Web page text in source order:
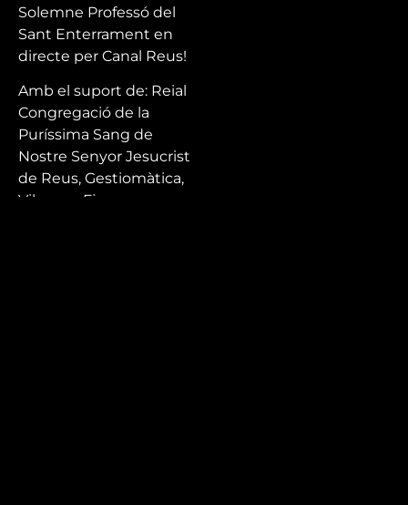
Solemne Professó del
Sant Enterrament en
directe per Canal Reus!
Amb el suport de: Reial
Congregació de la
Puríssima Sang de
Nostre Senyor Jesucrist
de Reus, Gestiomàtica,
Vilanova Finques,